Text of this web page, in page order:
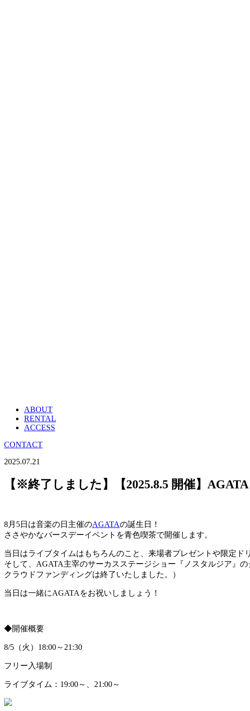
ABOUT
RENTAL
ACCESS
CONTACT
2025.07.21
【※終了しました】【2025.8.5 開催】
8月5日は音楽の日主催のAGATAの誕生日！
ささやかなバースデーイベントを青色喫茶で開催します。
当日はライブタイムはもちろんのこと、来場者プレゼントや限定ド
そして、AGATA主宰のサーカスステージショー『ノスタルジア』
クラウドファンディングは終了いたしました。）
当日は一緒にAGATAをお祝いしましょう！
◆開催概要
8/5（火）18:00～21:30
フリー入場制
ライブタイム：19:00～、21:00～